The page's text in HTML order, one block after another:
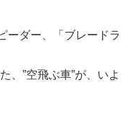
ーダー、「ブレードラ
、”空飛ぶ車”が、いよ